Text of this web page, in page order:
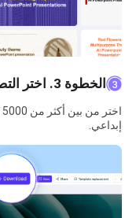
الخطوة 3. اختر التصميم الخاص بك
إبداعي.